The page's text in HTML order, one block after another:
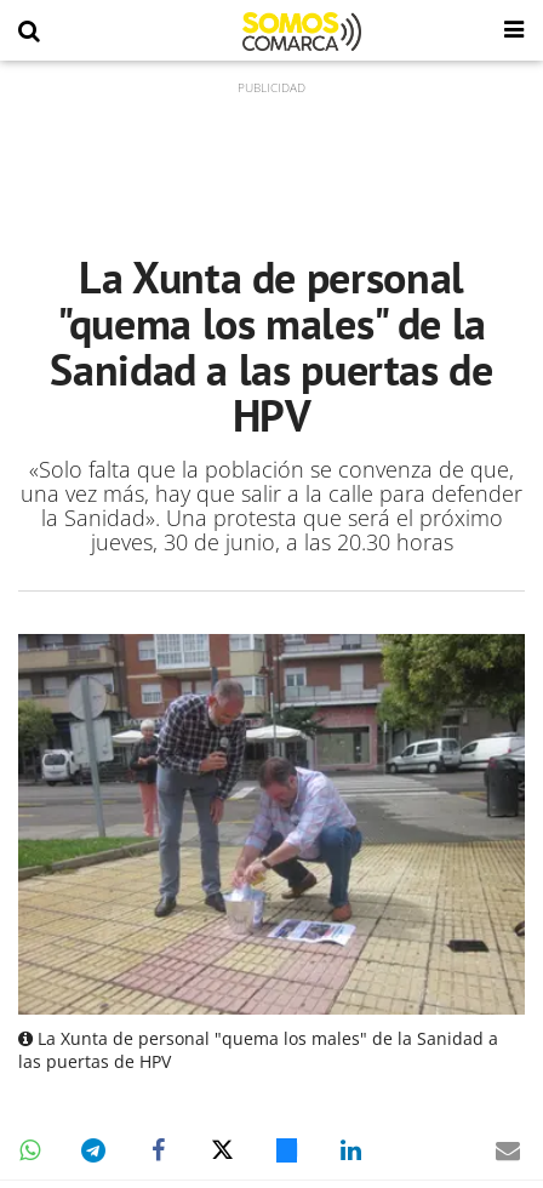
La Xunta de personal
"quema los males" de la
Sanidad a las puertas de
HPV
«Solo falta que la población se convenza de que,
una vez más, hay que salir a la calle para defender
la Sanidad». Una protesta que será el próximo
jueves, 30 de junio, a las 20.30 horas
La Xunta de personal "quema los males" de la Sanidad a
las puertas de HPV